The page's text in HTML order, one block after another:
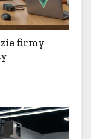
firmy